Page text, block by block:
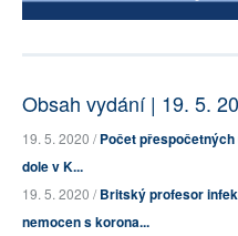
Obsah vydání | 19. 5.
19. 5. 2020 /Počet
dole v K...
19. 5. 2020 /Britský profesor
nemocen s korona...